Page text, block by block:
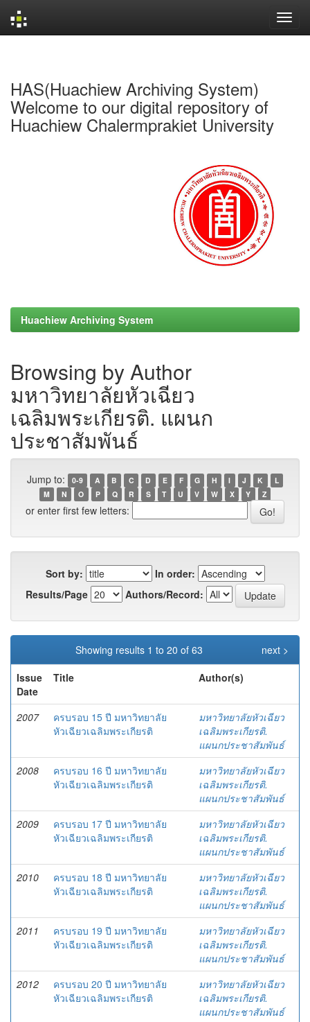
HAS(Huachiew Archiving System)
Welcome to our digital repository of
Huachiew Chalermprakiet University
Huachiew Archiving System
Browsing by Author
มหาวิทยาลัยหัวเฉียว
เฉลิมพระเกียรติ. แผนก
ประชาสัมพันธ์
Jump to: 0-9 A B C D E F G H I J K
L
M
N O P Q R S T U V W X Y Z
or enter first few letters:
Sort by:
In order:
Results/Page
Authors/Record:
Showing results 1 to 20 of 63
next >
Issue
Date
Title Author(s)
2007
ครบรอบ 15 ปี มหาวิทยาลัย
หัวเฉียวเฉลิมพระเกียรติ
มหาวิทยาลัยหัวเฉียว
เฉลิมพระเกียรติ.
แผนกประชาสัมพันธ์
2008
ครบรอบ 16 ปี มหาวิทยาลัย
หัวเฉียวเฉลิมพระเกียรติ
มหาวิทยาลัยหัวเฉียว
เฉลิมพระเกียรติ.
แผนกประชาสัมพันธ์
2009
ครบรอบ 17 ปี มหาวิทยาลัย
หัวเฉียวเฉลิมพระเกียรติ
มหาวิทยาลัยหัวเฉียว
เฉลิมพระเกียรติ.
แผนกประชาสัมพันธ์
2010
ครบรอบ 18 ปี มหาวิทยาลัย
หัวเฉียวเฉลิมพระเกียรติ
มหาวิทยาลัยหัวเฉียว
เฉลิมพระเกียรติ.
แผนกประชาสัมพันธ์
2011
ครบรอบ 19 ปี มหาวิทยาลัย
หัวเฉียวเฉลิมพระเกียรติ
มหาวิทยาลัยหัวเฉียว
เฉลิมพระเกียรติ.
แผนกประชาสัมพันธ์
2012
ครบรอบ 20 ปี มหาวิทยาลัย
หัวเฉียวเฉลิมพระเกียรติ
มหาวิทยาลัยหัวเฉียว
เฉลิมพระเกียรติ.
แผนกประชาสัมพันธ์